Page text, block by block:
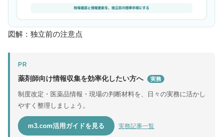
図解：独立前の注意点
PR
薬剤師向け情報収集を効率化したい方へ 実務
制度改定・医薬品情報・現場の判断材料を、日々の実務に活かし
やすく整理しましょう。
m3.com活用ガイドを見る 実務記事一覧